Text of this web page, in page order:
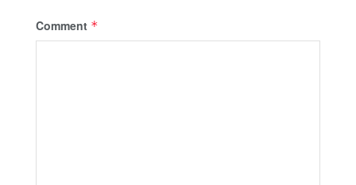
Comment *